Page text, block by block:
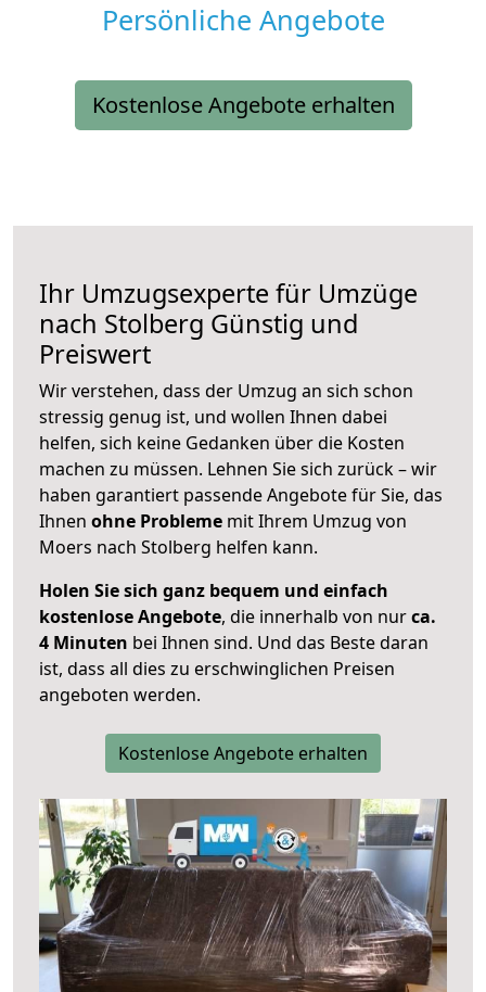
Persönliche Angebote
Kostenlose Angebote erhalten
Ihr Umzugsexperte für Umzüge
nach Stolberg Günstig und
Preiswert
Wir verstehen, dass der Umzug an sich schon
stressig genug ist, und wollen Ihnen dabei
helfen, sich keine Gedanken über die Kosten
machen zu müssen. Lehnen Sie sich zurück – wir
haben garantiert passende Angebote für Sie, das
Ihnen ohne Probleme mit Ihrem Umzug von
Moers nach Stolberg helfen kann.
Holen Sie sich ganz bequem und einfach
kostenlose Angebote, die innerhalb von nurca.
4 Minuten bei Ihnen sind. Und das Beste daran
ist, dass all dies zu erschwinglichen Preisen
angeboten werden.
Kostenlose Angebote erhalten